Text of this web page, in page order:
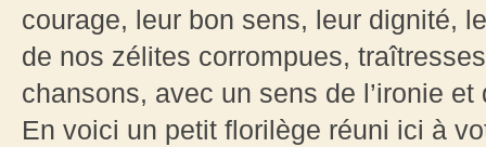
courage, leur bon sens, leur dignité,
de nos zélites corrompues,
chansons, avec un sens de l’ironie
En voici un petit florilège réuni ici à